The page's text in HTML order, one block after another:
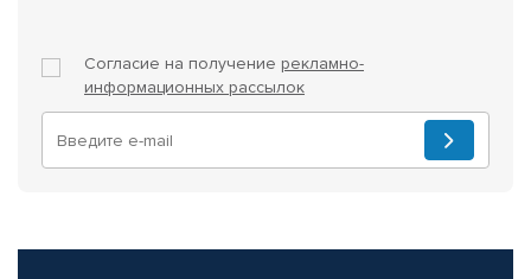
Согласие на получение рекламно-
информационных рассылок